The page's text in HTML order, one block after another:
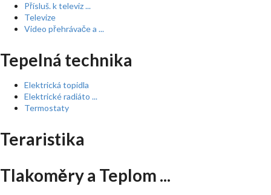
Přísluš. k televiz ...
Televize
Video přehrávače a ...
Tepelná technika
Elektrická topidla
Elektrické radiáto ...
Termostaty
Teraristika
Tlakoměry a Teplom ...